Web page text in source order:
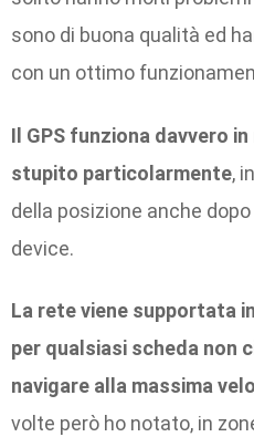
sono di buona qualità ed
con un ottimo
Il GPS funziona davvero
stupito particolarmente,
della posizione anche
device.
La rete viene supportata
per qualsiasi scheda non
navigare alla massima
volte però ho notato, in